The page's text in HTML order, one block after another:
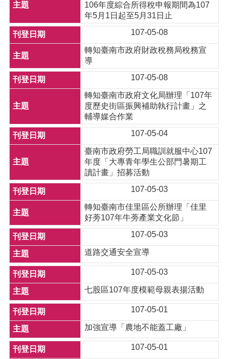
106年度綜合所得稅申報期間為107
年5月1日起至5月31日止
107-05-08
轉知臺南市政府財政稅務局稅務宣
導
107-05-08
轉知臺南市政府文化局辦理「107年
度歷史街區振興補助執行計畫」之
輔導媒合作業
107-05-04
臺南市政府勞工局職訓就服中心107
年度「大專青年學生公部門暑期工
讀計畫」招募活動
107-05-03
轉知臺南市佳里區公所辦理「佳里
好蒡107年牛蒡產業文化節」
107-05-03
道路交通安全宣導
107-05-03
七股區107年度模範母親表揚活動
107-05-01
加強宣導「農地不能蓋工廠」
107-05-01